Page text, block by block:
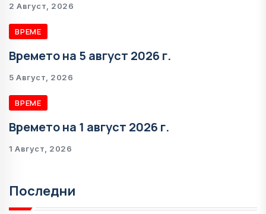
2 Август, 2026
ВРЕМЕ
Времето на 5 август 2026 г.
5 Август, 2026
ВРЕМЕ
Времето на 1 август 2026 г.
1 Август, 2026
Последни